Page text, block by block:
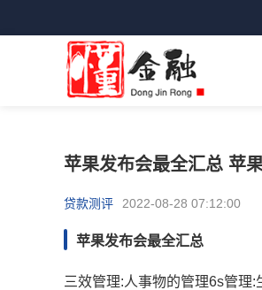
苹果发布会最全汇总 苹
贷款测评 2022-08-28 07:12:00
苹果发布会最全汇总
三效管理:人事物的管理6s管理